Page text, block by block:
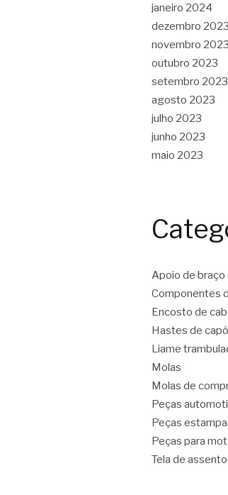
janeiro 2024
dezembro 2023
novembro 2023
outubro 2023
setembro 2023
agosto 2023
julho 2023
junho 2023
maio 2023
Apoio de
Componentes
Encosto de
Hastes de capô
Liame
Molas
Molas de
Peças
Peças
Peças para
Tela de